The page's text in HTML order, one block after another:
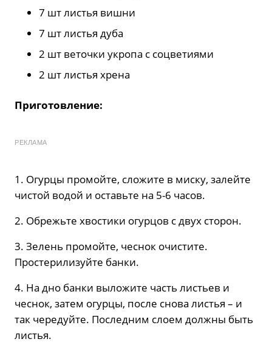
7 шт листья вишни
7 шт листья дуба
2 шт веточки укропа с соцветиями
2 шт листья хрена
Приготовление:
РЕКЛАМА
1. Огурцы промойте, сложите в миску, залейте
чистой водой и оставьте на 5-6 часов.
2. Обрежьте хвостики огурцов с двух сторон.
3. Зелень промойте, чеснок очистите.
Простерилизуйте банки.
4. На дно банки выложите часть листьев и
чеснок, затем огурцы, после снова листья – и
так чередуйте. Последним слоем должны быть
листья.